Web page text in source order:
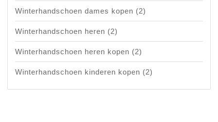
Winterhandschoen dames kopen (2)
Winterhandschoen heren (2)
Winterhandschoen heren kopen (2)
Winterhandschoen kinderen kopen (2)